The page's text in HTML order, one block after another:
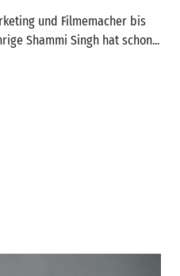
und Filmemacher bis
Shammi Singh hat schon...